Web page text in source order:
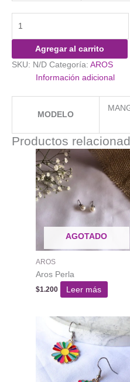
hasta
BTS
cantidadAgregar al carrito
SKU: N/D Categoría: AROS
Información adicional
MODELO
Productos
AGOTADO
AROS
Aros Perla
$1.200 Leer más